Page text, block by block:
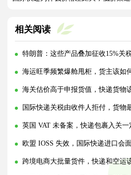
相关阅读
特朗普：这些产品叠加征收15%关
海运旺季频繁爆舱甩柜，货主该如何提前锁定
海关估价高于申报货值，快递货物该如何申
国际快递关税由收件人拒付，货物最后如何
英国 VAT 未备案，快递包裹入关一定会被
欧盟 IOSS 失效，国际快递进口会面临怎样
跨境电商大批量货件，快递和空运该如何抉